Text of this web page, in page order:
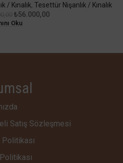
/ Kınalık, Tesettür Nişanlık / Kınalık
₺56.000,00
Oku
Satış Sözleşmesi